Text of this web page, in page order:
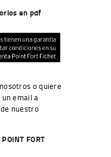
en pdf
o quiere
email a
nuestro
POINT FORT